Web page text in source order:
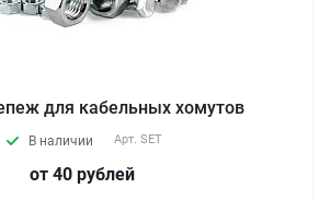
для кабельных хомутов
В наличии Арт. SET
от 40 рублей